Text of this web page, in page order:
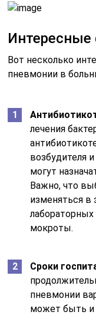
Вот несколько
пневмонии в
лечения
возбудителя
могут
Важно, что
изменяться в
лабораторных
мокроты.
Сроки
пневмонии
может быть и